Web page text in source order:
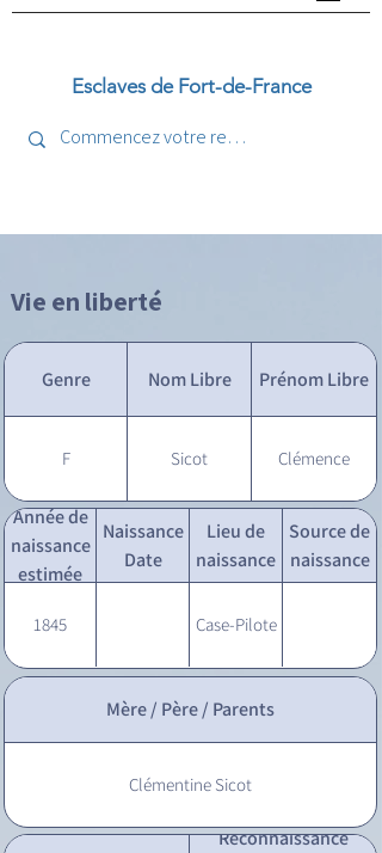
Esclaves de Fort-de-France
Vie en liberté
Genre Nom Libre Prénom Libre
F Sicot Clémence
Année de
naissance
estimée
Naissance
Date
Lieu de
naissance
Source de
naissance
1845 Case-Pilote
Mère / Père / Parents
Clémentine Sicot
Reconnaissance